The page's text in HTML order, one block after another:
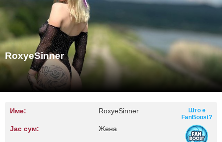
RoxyeSinner
Име: RoxyeSinner
Јас сум: Жена
Што е
FanBoost?